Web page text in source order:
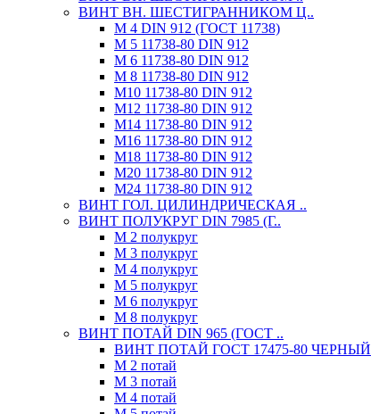
ВИНТ ВН. ШЕСТИГРАННИКОМ Ц..
М 4 DIN 912 (ГОСТ 11738)
М 5 11738-80 DIN 912
М 6 11738-80 DIN 912
М 8 11738-80 DIN 912
М10 11738-80 DIN 912
М12 11738-80 DIN 912
М14 11738-80 DIN 912
М16 11738-80 DIN 912
М18 11738-80 DIN 912
М20 11738-80 DIN 912
М24 11738-80 DIN 912
ВИНТ ГОЛ. ЦИЛИНДРИЧЕСКАЯ ..
ВИНТ ПОЛУКРУГ DIN 7985 (Г..
М 2 полукруг
М 3 полукруг
М 4 полукруг
М 5 полукруг
М 6 полукруг
М 8 полукруг
ВИНТ ПОТАЙ DIN 965 (ГОСТ ..
ВИНТ ПОТАЙ ГОСТ 17475-80 ЧЕРНЫЙ
М 2 потай
М 3 потай
М 4 потай